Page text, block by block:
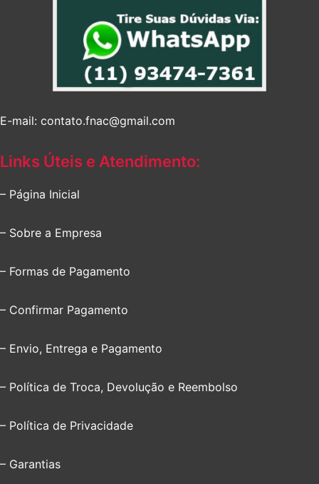
E-mail: contato.fnac@gmail.com
Links Úteis e Atendimento:
– Página Inicial
– Sobre a Empresa
– Formas de Pagamento
– Confirmar Pagamento
– Envio, Entrega e Pagamento
– Política de Troca, Devolução e Reembolso
– Política de Privacidade
– Garantias